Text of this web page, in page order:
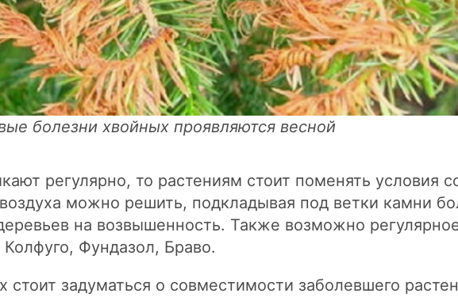
болезни хвойных проявляются весной
регулярно, то растениям стоит поменять условия
можно решить, подкладывая под ветки камни
на возвышенность. Также возможно
Фундазол, Браво.
задуматься о совместимости заболевшего